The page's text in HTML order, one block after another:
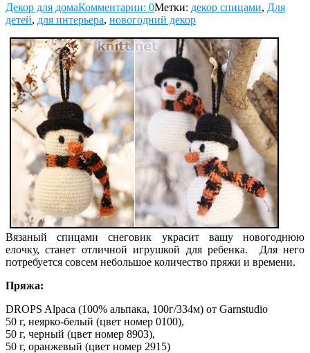
Декор для домаКомментарии: 0Метки: декор спицами, Для
детей, для интерьера, новогодний декор
Вязаный спицами снеговик украсит вашу новогоднюю
елочку, станет отличной игрушкой для ребенка. Для него
потребуется совсем небольшое количество пряжи и времени.
Пряжа:
DROPS Alpaca (100% альпака, 100г/334м) от Garnstudio
50 г, неярко-белый (цвет номер 0100),
50 г, черный (цвет номер 8903),
50 г, оранжевый (цвет номер 2915)